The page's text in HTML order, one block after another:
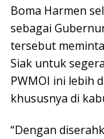
Boma Harmen
sebagai
tersebut
Siak untuk
PWMOI ini lebih
khususnya di
“Dengan